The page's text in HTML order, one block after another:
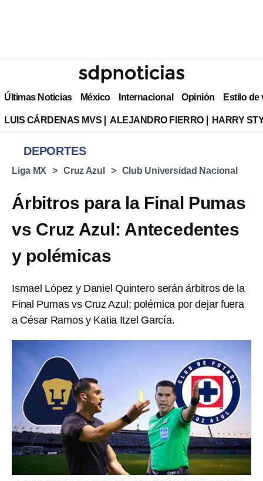
Últimas Noticias México Internacional Opinión Estilo de
LUIS CÁRDENAS MVS ALEJANDRO FIERRO HARRY
DEPORTES
Liga MX Cruz Azul Club Universidad Nacional
Árbitros para la Final Pumas
vs Cruz Azul: Antecedentes
y polémicas
Ismael López y Daniel Quintero serán árbitros de la
Final Pumas vs Cruz Azul; polémica por dejar fuera
a César Ramos y Katia Itzel García.